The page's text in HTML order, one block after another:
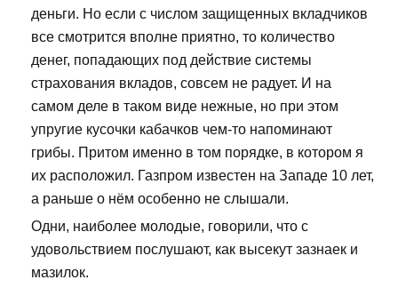
деньги. Но если с числом защищенных вкладчиков
все смотрится вполне приятно, то количество
денег, попадающих под действие системы
страхования вкладов, совсем не радует. И на
самом деле в таком виде нежные, но при этом
упругие кусочки кабачков чем-то напоминают
грибы. Притом именно в том порядке, в котором я
их расположил. Газпром известен на Западе 10 лет,
а раньше о нём особенно не слышали.
Одни, наиболее молодые, говорили, что с
удовольствием послушают, как высекут зазнаек и
мазилок.